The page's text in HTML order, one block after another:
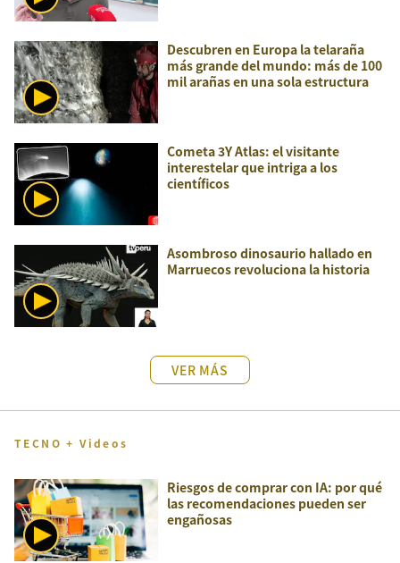
Descubren en Europa la telaraña
más grande del mundo: más de 100
mil arañas en una sola estructura
Cometa 3Y Atlas: el visitante
interestelar que intriga a los
científicos
Asombroso dinosaurio hallado en
Marruecos revoluciona la historia
VER MÁS
TECNO + Videos
Riesgos de comprar con IA: por qué
las recomendaciones pueden ser
engañosas